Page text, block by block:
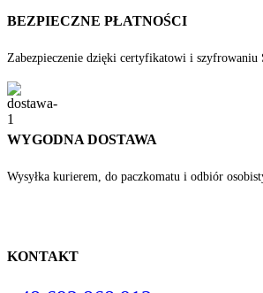
BEZPIECZNE PŁATNOŚCI
Zabezpieczenie dzięki certyfikatowi i szyfrowaniu
WYGODNA DOSTAWA
Wysyłka kurierem, do paczkomatu i odbiór
KONTAKT